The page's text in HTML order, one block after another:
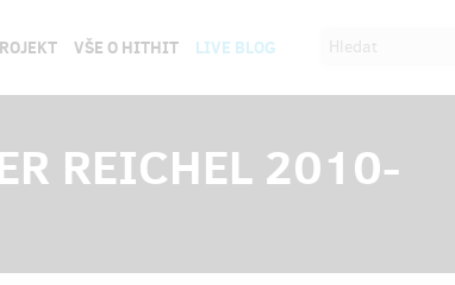
VŠE O HITHIT LIVE BLOG
REICHEL 2010-